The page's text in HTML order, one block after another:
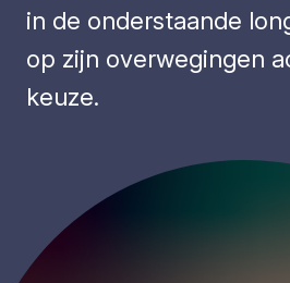
in de onderstaande
op zijn overwegingen
keuze.